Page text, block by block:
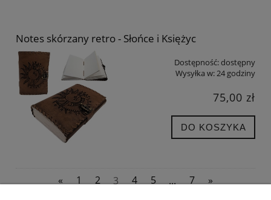
Notes skórzany retro - Słońce i Księżyc
Dostępność:dostępny
Wysyłka w:24 godziny
75,00 zł
DO KOSZYKA
« 1 2 3 4 5 ... 7 »